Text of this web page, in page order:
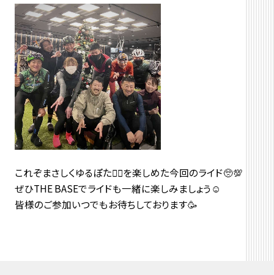
これぞまさしくゆるぽた🚴‍♀️を楽しめた今回のライド🥺💯
ぜひTHE BASEでライドも一緒に楽しみましょう☺️
皆様のご参加いつでもお待ちしております🥳